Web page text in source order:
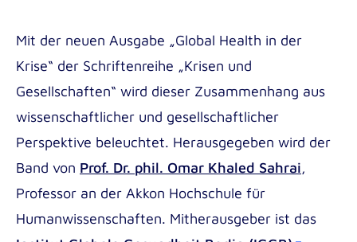
Incoming
Outgoing
Mit der neuen Ausgabe „Global Health in der
Krise“ der Schriftenreihe „Krisen und
Gesellschaften“ wird dieser Zusammenhang aus
wissenschaftlicher und gesellschaftlicher
Perspektive beleuchtet. Herausgegeben wird der
Band von Prof. Dr. phil. Omar Khaled Sahrai,
Professor an der Akkon Hochschule für
Humanwissenschaften. Mitherausgeber ist das